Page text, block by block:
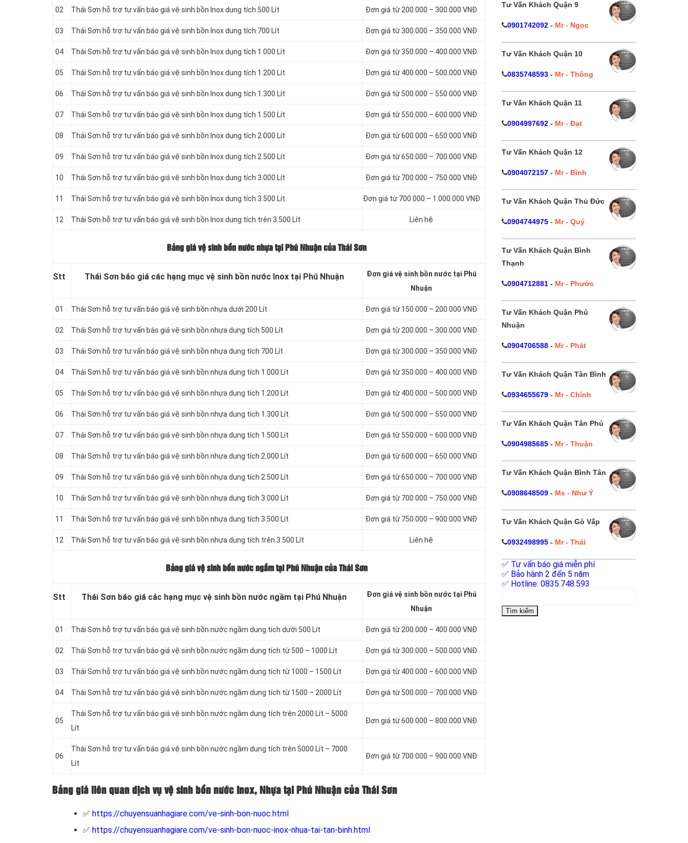
02 Thái Sơn hỗ trợ tư vấn báo giá vệ sinh bồn Inox dung tích 500 Lít Đơn giá từ 200.000 – 300.000 VNĐ
03 Thái Sơn hỗ trợ tư vấn báo giá vệ sinh bồn Inox dung tích 700 Lít Đơn giá từ 300.000 – 350.000 VNĐ
04 Thái Sơn hỗ trợ tư vấn báo giá vệ sinh bồn Inox dung tích 1.000 Lít Đơn giá từ 350.000 – 400.000 VNĐ
05 Thái Sơn hỗ trợ tư vấn báo giá vệ sinh bồn Inox dung tích 1.200 Lít Đơn giá từ 400.000 – 500.000 VNĐ
06 Thái Sơn hỗ trợ tư vấn báo giá vệ sinh bồn Inox dung tích 1.300 Lít Đơn giá từ 500.000 – 550.000 VNĐ
07 Thái Sơn hỗ trợ tư vấn báo giá vệ sinh bồn Inox dung tích 1.500 Lít Đơn giá từ 550.000 – 600.000 VNĐ
08 Thái Sơn hỗ trợ tư vấn báo giá vệ sinh bồn Inox dung tích 2.000 Lít Đơn giá từ 600.000 – 650.000 VNĐ
09 Thái Sơn hỗ trợ tư vấn báo giá vệ sinh bồn Inox dung tích 2.500 Lít Đơn giá từ 650.000 – 700.000 VNĐ
10 Thái Sơn hỗ trợ tư vấn báo giá vệ sinh bồn Inox dung tích 3.000 Lít Đơn giá từ 700.000 – 750.000 VNĐ
11 Thái Sơn hỗ trợ tư vấn báo giá vệ sinh bồn Inox dung tích 3.500 Lít Đơn giá từ 700.000 – 1.000.000 VNĐ
12 Thái Sơn hỗ trợ tư vấn báo giá vệ sinh bồn Inox dung tích trên 3.500 Lít Liên hệ
Bảng giá vệ sinh bồn nước nhựa tại Phú Nhuận của Thái Sơn
Stt Thái Sơn báo giá các hạng mục vệ sinh bồn nước Inox tại Phú Nhuận
Đơn giá vệ sinh bồn nước tại Phú
Nhuận
01 Thái Sơn hỗ trợ tư vấn báo giá vệ sinh bồn nhựa dưới 200 Lít Đơn giá từ 150.000 – 200.000 VNĐ
02 Thái Sơn hỗ trợ tư vấn báo giá vệ sinh bồn nhựa dung tích 500 Lít Đơn giá từ 200.000 – 300.000 VNĐ
03 Thái Sơn hỗ trợ tư vấn báo giá vệ sinh bồn nhựa dung tích 700 Lít Đơn giá từ 300.000 – 350.000 VNĐ
04 Thái Sơn hỗ trợ tư vấn báo giá vệ sinh bồn nhựa dung tích 1.000 Lít Đơn giá từ 350.000 – 400.000 VNĐ
05 Thái Sơn hỗ trợ tư vấn báo giá vệ sinh bồn nhựa dung tích 1.200 Lít Đơn giá từ 400.000 – 500.000 VNĐ
06 Thái Sơn hỗ trợ tư vấn báo giá vệ sinh bồn nhựa dung tích 1.300 Lít Đơn giá từ 500.000 – 550.000 VNĐ
07 Thái Sơn hỗ trợ tư vấn báo giá vệ sinh bồn nhựa dung tích 1.500 Lít Đơn giá từ 550.000 – 600.000 VNĐ
08 Thái Sơn hỗ trợ tư vấn báo giá vệ sinh bồn nhựa dung tích 2.000 Lít Đơn giá từ 600.000 – 650.000 VNĐ
09 Thái Sơn hỗ trợ tư vấn báo giá vệ sinh bồn nhựa dung tích 2.500 Lít Đơn giá từ 650.000 – 700.000 VNĐ
10 Thái Sơn hỗ trợ tư vấn báo giá vệ sinh bồn nhựa dung tích 3.000 Lít Đơn giá từ 700.000 – 750.000 VNĐ
11 Thái Sơn hỗ trợ tư vấn báo giá vệ sinh bồn nhựa dung tích 3.500 Lít Đơn giá từ 750.000 – 900.000 VNĐ
12 Thái Sơn hỗ trợ tư vấn báo giá vệ sinh bồn nhựa dung tích trên 3.500 Lít Liên hệ
Bảng giá vệ sinh bồn nước ngầm tại Phú Nhuận của Thái Sơn
Stt Thái Sơn báo giá các hạng mục vệ sinh bồn nước ngầm tại Phú Nhuận
Đơn giá vệ sinh bồn nước tại Phú
Nhuận
01 Thái Sơn hỗ trợ tư vấn báo giá vệ sinh bồn nước ngầm dung tích dưới 500 Lít Đơn giá từ 200.000 – 400.000 VNĐ
02 Thái Sơn hỗ trợ tư vấn báo giá vệ sinh bồn nước ngầm dung tích từ 500 – 1000 Lít Đơn giá từ 300.000 – 500.000 VNĐ
03 Thái Sơn hỗ trợ tư vấn báo giá vệ sinh bồn nước ngầm dung tích từ 1000 – 1500 Lít Đơn giá từ 400.000 – 600.000 VNĐ
04 Thái Sơn hỗ trợ tư vấn báo giá vệ sinh bồn nước ngầm dung tích từ 1500 – 2000 Lít Đơn giá từ 500.000 – 700.000 VNĐ
05
Thái Sơn hỗ trợ tư vấn báo giá vệ sinh bồn nước ngầm dung tích trên 2000 Lít – 5000
Lít
Đơn giá từ 600.000 – 800.000 VNĐ
06
Thái Sơn hỗ trợ tư vấn báo giá vệ sinh bồn nước ngầm dung tích trên 5000 Lít – 7000
Lít
Đơn giá từ 700.000 – 900.000 VNĐ
Bảng giá liên quan dịch vụ vệ sinh bồn nước Inox, Nhựa tại Phú Nhuận của Thái Sơn
✅ https://chuyensuanhagiare.com/ve-sinh-bon-nuoc.html
✅ https://chuyensuanhagiare.com/ve-sinh-bon-nuoc-inox-nhua-tai-tan-binh.html
Tư Vấn Khách Quận 9
0901742092- Mr - Ngọc
Tư Vấn Khách Quận 10
0835748593- Mr - Thông
Tư Vấn Khách Quận 11
0904997692- Mr - Đạt
Tư Vấn Khách Quận 12
0904072157- Mr - Bình
Tư Vấn Khách Quận Thủ Đức
0904744975- Mr - Quý
Tư Vấn Khách Quận Bình
Thạnh
0904712881- Mr - Phước
Tư Vấn Khách Quận Phú
Nhuận
0904706588- Mr - Phát
Tư Vấn Khách Quận Tân Bình
0934655679- Mr - Chính
Tư Vấn Khách Quận Tân Phú
0904985685- Mr - Thuận
Tư Vấn Khách Quận Bình Tân
0908648509- Ms - Như Ý
Tư Vấn Khách Quận Gò Vấp
0932498995- Mr - Thái
✅ Tư vấn báo giá miễn phí
✅ Bảo hành 2 đến 5 năm
✅ Hotline: 0835.748.593
cho: